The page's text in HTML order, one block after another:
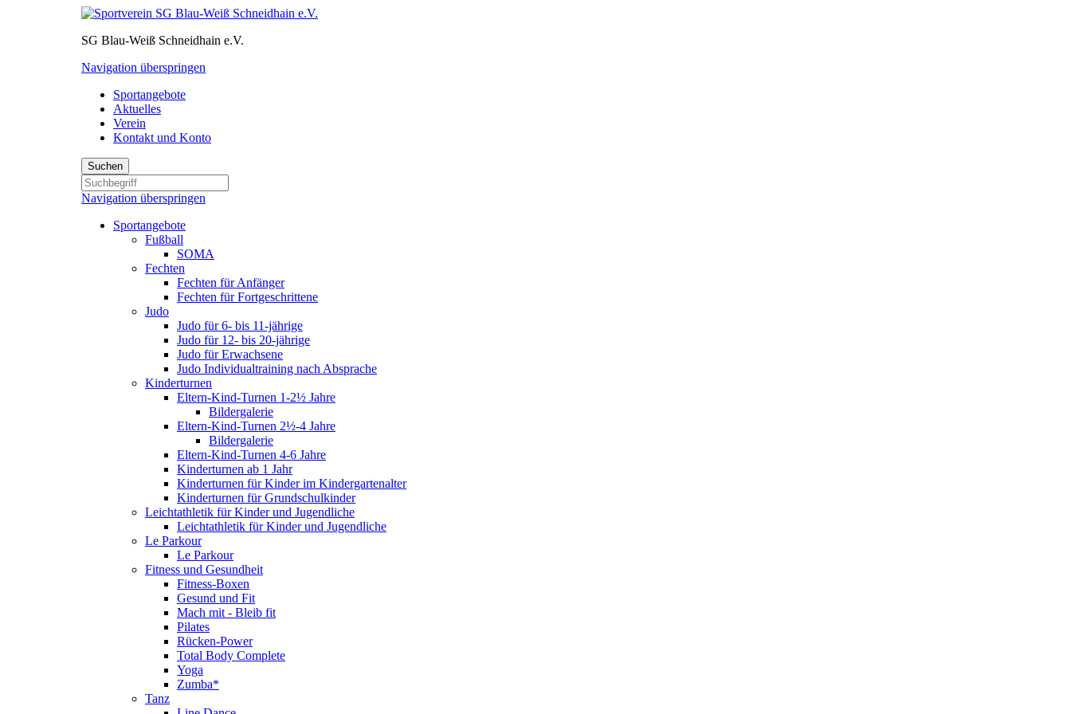
SG Blau-Weiß Schneidhain e.V.
Navigation überspringen
Sportangebote
Aktuelles
Verein
Kontakt und Konto
Suchen
Navigation überspringen
Sportangebote
Fußball
SOMA
Fechten
Fechten für Anfänger
Fechten für Fortgeschrittene
Judo
Judo für 6- bis 11-jährige
Judo für 12- bis 20-jährige
Judo für Erwachsene
Judo Individualtraining nach Absprache
Kinderturnen
Eltern-Kind-Turnen 1-2½ Jahre
Bildergalerie
Eltern-Kind-Turnen 2½-4 Jahre
Bildergalerie
Eltern-Kind-Turnen 4-6 Jahre
Kinderturnen ab 1 Jahr
Kinderturnen für Kinder im Kindergartenalter
Kinderturnen für Grundschulkinder
Leichtathletik für Kinder und Jugendliche
Leichtathletik für Kinder und Jugendliche
Le Parkour
Le Parkour
Fitness und Gesundheit
Fitness-Boxen
Gesund und Fit
Mach mit - Bleib fit
Pilates
Rücken-Power
Total Body Complete
Yoga
Zumba*
Tanz